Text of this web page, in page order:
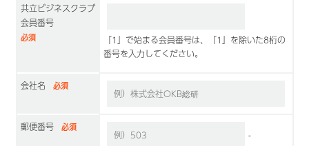
共立ビジネスクラブ
会員番号
必須
「1」で始まる会員番号は、「1」を除いた8桁の
番号を入力してください。
会社名 必須
郵便番号必須
-